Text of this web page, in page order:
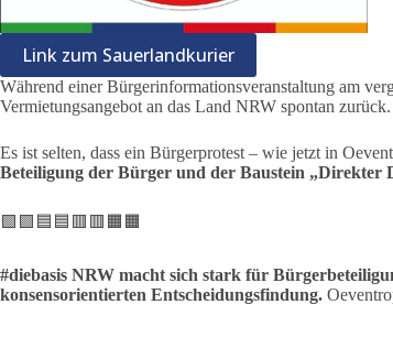
Link zum Sauerlandkurier
Während einer Bürgerinformationsveranstaltung am
Vermietungsangebot an das Land NRW spontan zurück.
Es ist selten, dass ein Bürgerprotest – wie jetzt in
Beteiligung der Bürger und der Baustein „Direkter
🟩🟩🟦🟦🟥🟥🟧🟧
#diebasis NRW macht sich stark für
konsensorientierten Entscheidungsfindung.